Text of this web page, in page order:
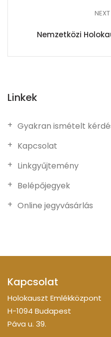
Nemzetközi
Linkek
Gyakran ismételt
Kapcsolat
Linkgyűjtemény
Belépőjegyek
Online jegyvásárlás
Kapcsolat
Holokauszt Emlékközpont
H-1094 Budapest
Páva u. 39.